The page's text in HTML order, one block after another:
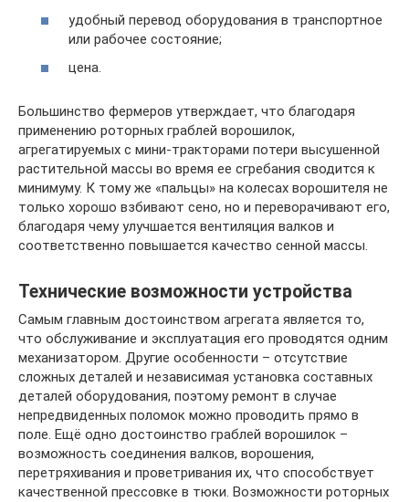
удобный перевод оборудования в транспортное
или рабочее состояние;
цена.
Большинство фермеров утверждает, что благодаря
применению роторных граблей ворошилок,
агрегатируемых с мини-тракторами потери высушенной
растительной массы во время ее сгребания сводится к
минимуму. К тому же «пальцы» на колесах ворошителя не
только хорошо взбивают сено, но и переворачивают его,
благодаря чему улучшается вентиляция валков и
соответственно повышается качество сенной массы.
Технические возможности устройства
Самым главным достоинством агрегата является то,
что обслуживание и эксплуатация его проводятся одним
механизатором. Другие особенности – отсутствие
сложных деталей и независимая установка составных
деталей оборудования, поэтому ремонт в случае
непредвиденных поломок можно проводить прямо в
поле. Ещё одно достоинство граблей ворошилок –
возможность соединения валков, ворошения,
перетряхивания и проветривания их, что способствует
качественной прессовке в тюки. Возможности роторных